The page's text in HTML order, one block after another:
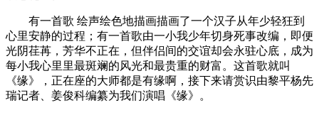
有一首歌 绘声绘色地描画描画了一个汉子从年少轻狂到
心里安静的过程；有一首歌由一小我少年切身死事改编，即便
光阴荏苒，芳华不正在，但伴侣间的交谊却会永驻心底，成为
每小我心里里最斑斓的风光和最贵重的财富。这首歌就叫
《缘》，正在座的大师都是有缘啊，接下来请赏识由黎平杨先
瑞记者、姜俊科编纂为我们演唱《缘》。